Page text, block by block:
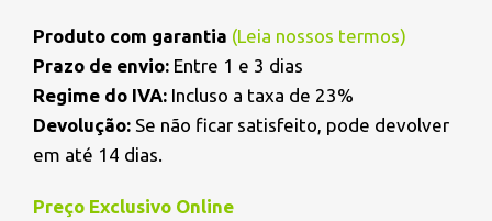
Produto com garantia (Leia nossos termos)
Prazo de envio: Entre 1 e 3 dias
Regime do IVA: Incluso a taxa de 23%
Devolução: Se não ficar satisfeito, pode devolver
em até 14 dias.
Preço Exclusivo Online